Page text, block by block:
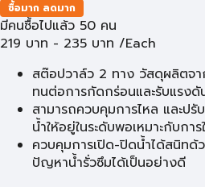
ซื้อมาก ลดมาก
มีคนซื้อไปแล้ว 50 คน
219 บาท - 235 บาท /Each
สต๊อปวาล์ว 2 ทาง วัสดุผลิตจ
ทนต่อการกัดกร่อนและรับแรงดั
สามารถควบคุมการไหล และป
น้ำให้อยู่ในระดับพอเหมาะกับกา
ควบคุมการเปิด-ปิดน้ำได้สนิทด้
ปัญหาน้ำรั่วซึมได้เป็นอย่างดี